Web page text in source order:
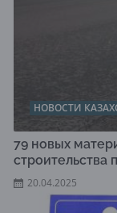
НОВОСТИ
79 новых
строительства
20.04.2025